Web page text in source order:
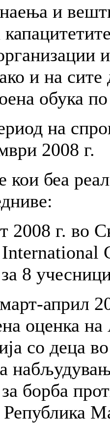
и
и на
обука
на
2008 г.
кои беа
2008 г. во
8
април
оценка
со деца
борба